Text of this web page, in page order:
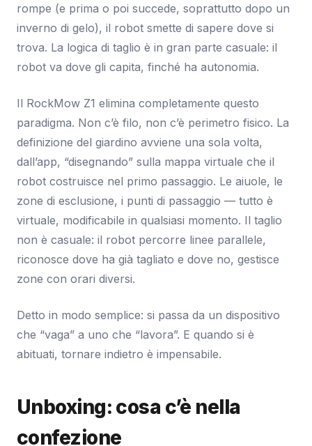
rompe (e prima o poi succede, soprattutto dopo un
inverno di gelo), il robot smette di sapere dove si
trova. La logica di taglio è in gran parte casuale: il
robot va dove gli capita, finché ha autonomia.
Il RockMow Z1 elimina completamente questo
paradigma. Non c’è filo, non c’è perimetro fisico. La
definizione del giardino avviene una sola volta,
dall’app, “disegnando” sulla mappa virtuale che il
robot costruisce nel primo passaggio. Le aiuole, le
zone di esclusione, i punti di passaggio — tutto è
virtuale, modificabile in qualsiasi momento. Il taglio
non è casuale: il robot percorre linee parallele,
riconosce dove ha già tagliato e dove no, gestisce
zone con orari diversi.
Detto in modo semplice: si passa da un dispositivo
che “vaga” a uno che “lavora”. E quando si è
abituati, tornare indietro è impensabile.
Unboxing: cosa c’è nella
confezione